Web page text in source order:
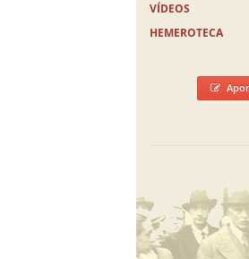
VÍDEOS
HEMEROTECA